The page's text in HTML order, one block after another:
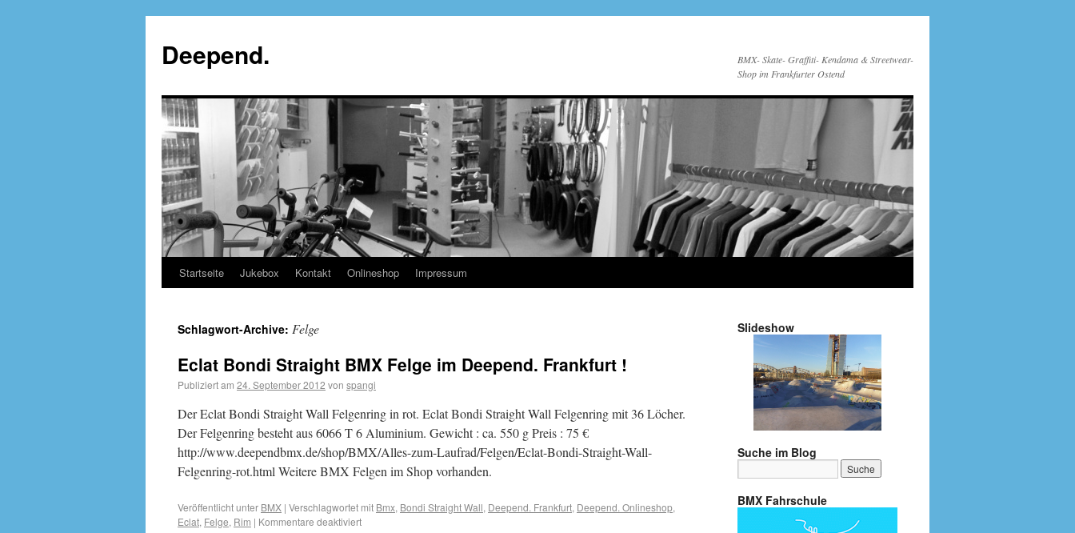
Deepend.
BMX- Skate- Graffiti- Kendama & Streetwear-
Shop im Frankfurter Ostend
Startseite Jukebox Kontakt Onlineshop Impressum
Schlagwort-Archive: Felge
Eclat Bondi Straight BMX Felge im Deepend. Frankfurt !
Publiziert am 24. September 2012 von spangi
Der Eclat Bondi Straight Wall Felgenring in rot. Eclat Bondi Straight Wall Felgenring mit 36 Löcher.
Der Felgenring besteht aus 6066 T 6 Aluminium. Gewicht : ca. 550 g Preis : 75 €
http://www.deependbmx.de/shop/BMX/Alles-zum-Laufrad/Felgen/Eclat-Bondi-Straight-Wall-
Felgenring-rot.html Weitere BMX Felgen im Shop vorhanden.
Veröffentlicht unter BMX | Verschlagwortet mit Bmx, Bondi Straight Wall, Deepend. Frankfurt, Deepend. Onlineshop,
Eclat, Felge, Rim | Kommentare deaktiviert
Slideshow
Suche im Blog
BMX Fahrschule